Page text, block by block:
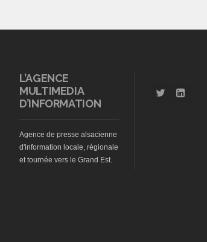
L’AGENCE
MULTIMEDIA
D’INFORMATION
Agence de presse alsacienne
d'information locale, régionale
et tournée vers le Grand Est.